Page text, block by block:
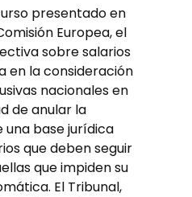
presentado en
Europea, el
sobre salarios
en la consideración
nacionales en
de anular la
base jurídica
que deben seguir
que impiden su
El Tribunal,